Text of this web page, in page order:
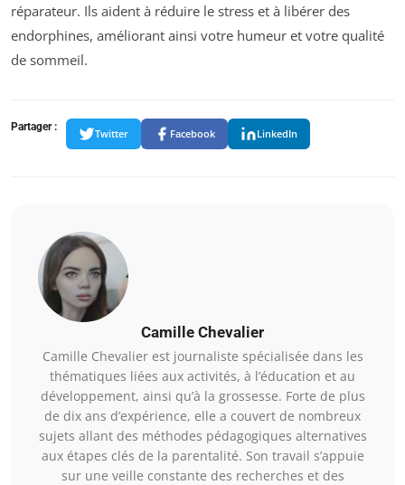
réparateur. Ils aident à réduire le stress et à libérer des
endorphines, améliorant ainsi votre humeur et votre qualité
de sommeil.
Partager :
Twitter Facebook LinkedIn
Camille Chevalier
Camille Chevalier est journaliste spécialisée dans les
thématiques liées aux activités, à l’éducation et au
développement, ainsi qu’à la grossesse. Forte de plus
de dix ans d’expérience, elle a couvert de nombreux
sujets allant des méthodes pédagogiques alternatives
aux étapes clés de la parentalité. Son travail s’appuie
sur une veille constante des recherches et des